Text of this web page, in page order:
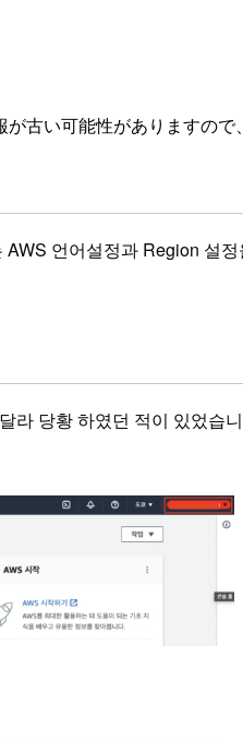
古い可能性がありますので
언어설정과 Region 설
라 당황 하였던 적이 있었